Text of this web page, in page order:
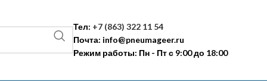
Тел: +7 (863) 322 11 54
Почта: info@pneumageer.ru
Режим работы: Пн - Пт с 9:00 до 18:00